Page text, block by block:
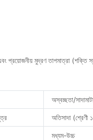
প্রয়োজনীয় মুদ্রণ তাপমাত্রা (শক্তি
অস্বচ্ছতা/
অতিসাদা (শ্রেণী
মধ্যম-উচ্চ